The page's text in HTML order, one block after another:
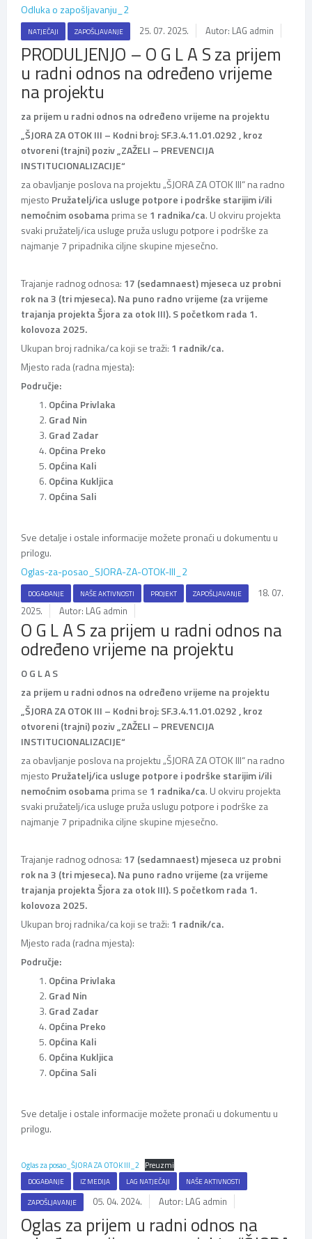
Odluka o zapošljavanju_2
NATJEČAJI ZAPOŠLJAVANJE 25. 07. 2025. Autor: LAG admin
PRODULJENJO – O G L A S za prijem
u radni odnos na određeno vrijeme
na projektu
za prijem u radni odnos na određeno vrijeme na projektu
„ŠJORA ZA OTOK III – Kodni broj: SF.3.4.11.01.0292 , kroz
otvoreni (trajni) poziv „ZAŽELI – PREVENCIJA
INSTITUCIONALIZACIJE“
za obavljanje poslova na projektu „ŠJORA ZA OTOK III“ na radno
mjesto Pružatelj/ica usluge potpore i podrške starijim i/ili
nemoćnim osobama prima se 1 radnika/ca. U okviru projekta
svaki pružatelj/ica usluge pruža uslugu potpore i podrške za
najmanje 7 pripadnika ciljne skupine mjesečno.
Trajanje radnog odnosa: 17 (sedamnaest) mjeseca uz probni
rok na 3 (tri mjeseca). Na puno radno vrijeme (za vrijeme
trajanja projekta Šjora za otok III). S početkom rada 1.
kolovoza 2025.
Ukupan broj radnika/ca koji se traži: 1 radnik/ca.
Mjesto rada (radna mjesta):
Područje:
Općina Privlaka
Grad Nin
Grad Zadar
Općina Preko
Općina Kali
Općina Kukljica
Općina Sali
Sve detalje i ostale informacije možete pronaći u dokumentu u
prilogu.
Oglas-za-posao_SJORA-ZA-OTOK-III_2
DOGAĐANJE NAŠE AKTIVNOSTI PROJEKT ZAPOŠLJAVANJE
18. 07.
2025.
Autor: LAG admin
O G L A S za prijem u radni odnos na
određeno vrijeme na projektu
O G L A S
za prijem u radni odnos na određeno vrijeme na projektu
„ŠJORA ZA OTOK III – Kodni broj: SF.3.4.11.01.0292 , kroz
otvoreni (trajni) poziv „ZAŽELI – PREVENCIJA
INSTITUCIONALIZACIJE“
za obavljanje poslova na projektu „ŠJORA ZA OTOK III“ na radno
mjesto Pružatelj/ica usluge potpore i podrške starijim i/ili
nemoćnim osobama prima se 1 radnika/ca. U okviru projekta
svaki pružatelj/ica usluge pruža uslugu potpore i podrške za
najmanje 7 pripadnika ciljne skupine mjesečno.
Trajanje radnog odnosa: 17 (sedamnaest) mjeseca uz probni
rok na 3 (tri mjeseca). Na puno radno vrijeme (za vrijeme
trajanja projekta Šjora za otok III). S početkom rada 1.
kolovoza 2025.
Ukupan broj radnika/ca koji se traži: 1 radnik/ca.
Mjesto rada (radna mjesta):
Područje:
Općina Privlaka
Grad Nin
Grad Zadar
Općina Preko
Općina Kali
Općina Kukljica
Općina Sali
Sve detalje i ostale informacije možete pronaći u dokumentu u
prilogu.
Oglas za posao_ŠJORA ZA OTOK III_2 Preuzmi
DOGAĐANJE IZ MEDIJA LAG NATJEČAJI
NAŠE AKTIVNOSTI
ZAPOŠLJAVANJE
05. 04. 2024. Autor: LAG admin
Oglas za prijem u radni odnos na